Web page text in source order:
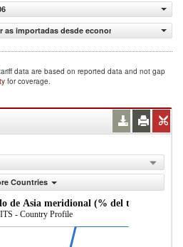
as importadas desde econom as en
data are based on reported data and not gap
for coverage.
Countries
de Asia meridional (% del total de
- Country Profile